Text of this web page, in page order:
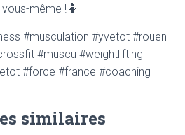
même !🤷
#musculation #yvetot #rouen
#muscu #weightlifting
#force #france #coaching
similaires